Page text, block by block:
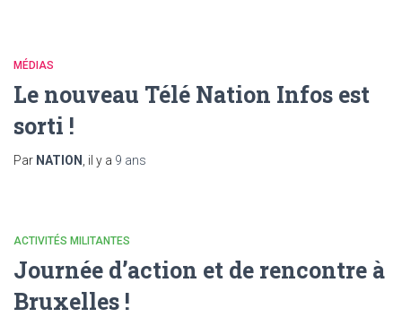
MÉDIAS
Le nouveau Télé Nation Infos est
sorti !
Par NATION , il y a 9 ans
ACTIVITÉS MILITANTES
Journée d’action et de rencontre à
Bruxelles !